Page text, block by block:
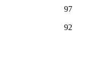
97
92